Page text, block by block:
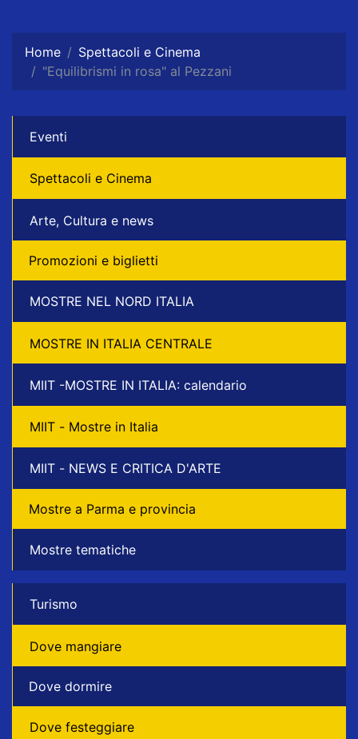
Home
Spettacoli e Cinema
"Equilibrismi in rosa" al Pezzani
Eventi
Spettacoli e Cinema
Arte, Cultura e news
Promozioni e biglietti
MOSTRE NEL NORD ITALIA
MOSTRE IN ITALIA CENTRALE
MIIT -MOSTRE IN ITALIA: calendario
MIIT - Mostre in Italia
MIIT - NEWS E CRITICA D'ARTE
Mostre a Parma e provincia
Mostre tematiche
Turismo
Dove mangiare
Dove dormire
Dove festeggiare